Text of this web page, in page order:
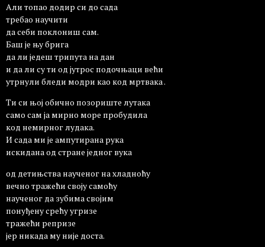
Али топао додир си до сада
требао научити
да себи поклониш сам.
Баш је њу брига
да ли једеш трипута на дан
и да ли су ти од јутрос подочњаци већи
утрнули бледи модри као код мртвака .
Ти си њој обично позориште лутака
само сам ја мирно море пробудила
код немирног лудака.
И сада ми је ампутирана рука
искидана од стране једног вука
од детињства наученог на хладноћу
вечно тражећи своју самоћу
наученог да зубима својим
понуђену срећу угризе
тражећи репризе
јер никада му није доста.